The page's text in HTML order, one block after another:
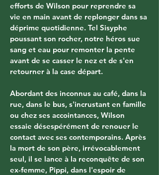
efforts de Wilson pour reprendre sa
vie en main avant de replonger dans sa
déprime quotidienne. Tel Sisyphe
poussant son rocher, notre héros sue
sang et eau pour remonter la pente
avant de se casser le nez et de s'en
retourner à la case départ.
Abordant des inconnus au café, dans la
rue, dans le bus, s'incrustant en famille
ou chez ses accointances, Wilson
essaie désespérément de renouer le
contact avec ses contemporains. Après
la mort de son père, irrévocablement
seul, il se lance à la reconquête de son
ex-femme, Pippi, dans l'espoir de